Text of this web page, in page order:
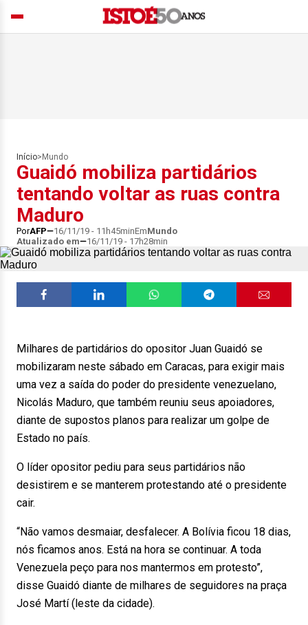
Início> Mundo
Guaidó mobiliza partidários
tentando voltar as ruas contra
Maduro
PorAFP 16/11/19 - 11h45minEmMundo
Atualizado em
16/11/19 - 17h28min
Milhares de partidários do opositor Juan Guaidó se
mobilizaram neste sábado em Caracas, para exigir mais
uma vez a saída do poder do presidente venezuelano,
Nicolás Maduro, que também reuniu seus apoiadores,
diante de supostos planos para realizar um golpe de
Estado no país.
O líder opositor pediu para seus partidários não
desistirem e se manterem protestando até o presidente
cair.
“Não vamos desmaiar, desfalecer. A Bolívia ficou 18 dias,
nós ficamos anos. Está na hora se continuar. A toda
Venezuela peço para nos mantermos em protesto”,
disse Guaidó diante de milhares de seguidores na praça
José Martí (leste da cidade).